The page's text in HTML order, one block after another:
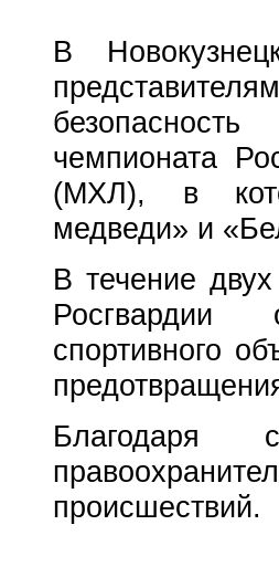
В
чемпионата
(МХЛ), в
медведи» и
В течение
Росгвардии
спортивного
Благодаря
происшествий.